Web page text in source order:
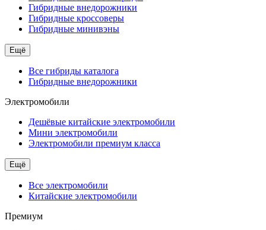
Гибридные внедорожники
Гибридные кроссоверы
Гибридные минивэны
Ещё
Все гибриды каталога
Гибридные внедорожники
Электромобили
Дешёвые китайские электромобили
Мини электромобили
Электромобили премиум класса
Ещё
Все электромобили
Китайские электромобили
Премиум